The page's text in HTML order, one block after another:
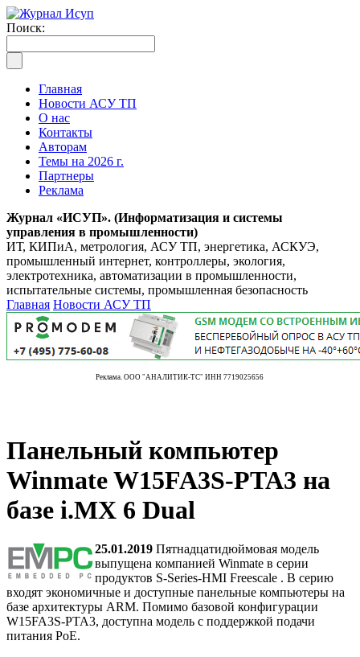
Поиск:
Главная
Новости АСУ ТП
О нас
Контакты
Авторам
Темы на 2026 г.
Партнеры
Реклама
Журнал «ИСУП». (Информатизация и системы
управления в промышленности)
ИТ, КИПиА, метрология, АСУ ТП, энергетика, АСКУЭ,
промышленный интернет, контроллеры, экология,
электротехника, автоматизации в промышленности,
испытательные системы, промышленная безопасность
Главная Новости АСУ ТП
Реклама. ООО "АНАЛИТИК-ТС" ИНН 7719025656
Панельный компьютер
Winmate W15FA3S-PTA3 на
базе i.MX 6 Dual
25.01.2019 Пятнадцатидюймовая модель
выпущена компанией Winmate в серии
продуктов S-Series-HMI Freescale . В серию
входят экономичные и доступные панельные компьютеры на
базе архитектуры ARM. Помимо базовой конфигурации
W15FA3S-PTA3, доступна модель с поддержкой подачи
питания PoE.